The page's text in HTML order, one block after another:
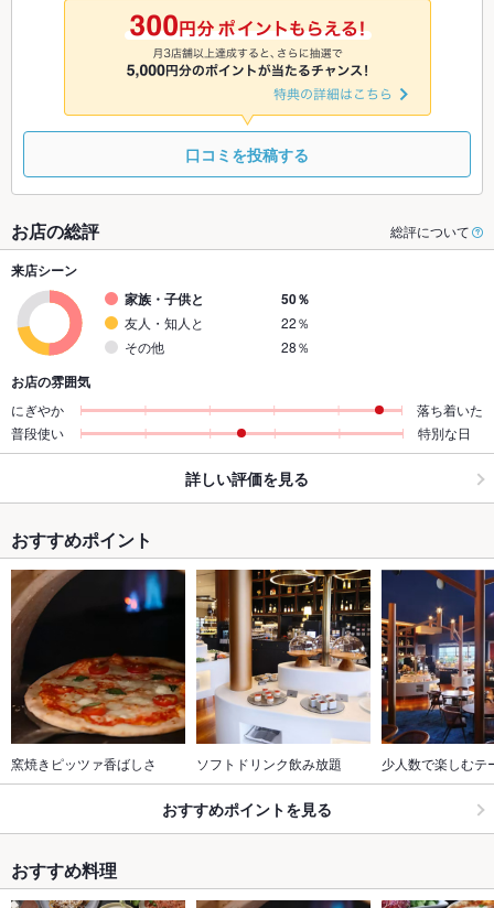
9/9
◎ ◎ ◎ ◎
口コミを投稿する
お店の総評 総評について
来店シーン
家族・子供と
50％
友人・知人と
22％
その他
28％
お店の雰囲気
にぎやか
落ち着いた
普段使い
特別な日
詳しい評価を見る
おすすめポイント
窯焼きピッツァ香ばしさ ソフトドリンク飲み放題 少人数で楽しむテ
おすすめポイントを見る
おすすめ料理